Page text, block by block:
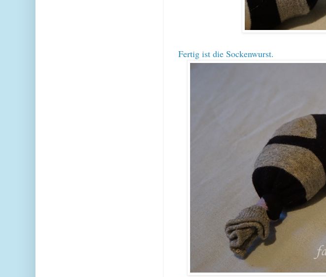
Fertig ist die Sockenwurst.